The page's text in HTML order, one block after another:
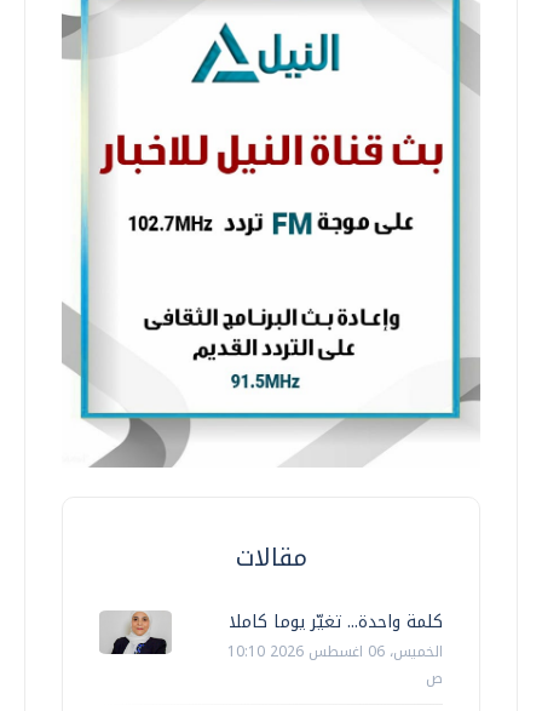
مقالات
كلمة واحدة... تغيّر يوما كاملا
الخميس، 06 اغسطس 2026 10:10
ص